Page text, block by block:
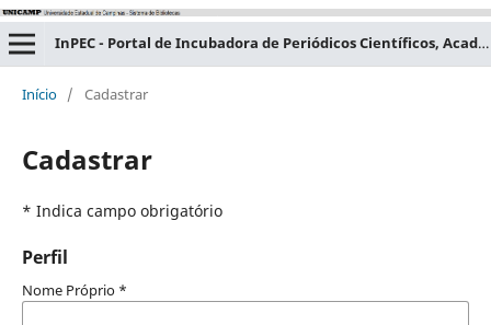
InPEC - Portal de Incubadora de Periódicos Científicos, Acadêmicos e Educacionais
Início / Cadastrar
Cadastrar
* Indica campo obrigatório
Perfil
Nome Próprio *